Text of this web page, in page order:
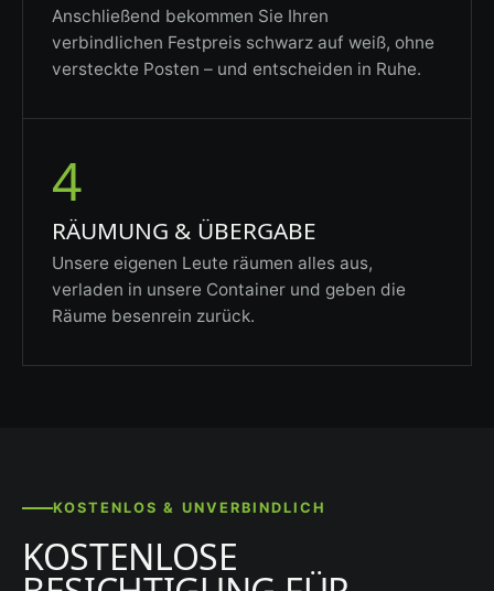
Anschließend bekommen Sie Ihren
verbindlichen Festpreis schwarz auf weiß, ohne
versteckte Posten – und entscheiden in Ruhe.
4
RÄUMUNG & ÜBERGABE
Unsere eigenen Leute räumen alles aus,
verladen in unsere Container und geben die
Räume besenrein zurück.
KOSTENLOS & UNVERBINDLICH
KOSTENLOSE